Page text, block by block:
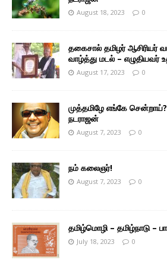
August 18, 2023 0
தகைசால் தமிழர் ஆசிரியர்
வாழ்த்து மடல் – எழுதியவர்
August 17, 2023 0
முத்தமிழே எங்கே சென்றாய்?
நடராஜன்
August 7, 2023 0
நம் கலைஞர்!
August 7, 2023 0
தமிழ்மொழி – தமிழ்நாடு –
July 18, 2023 0